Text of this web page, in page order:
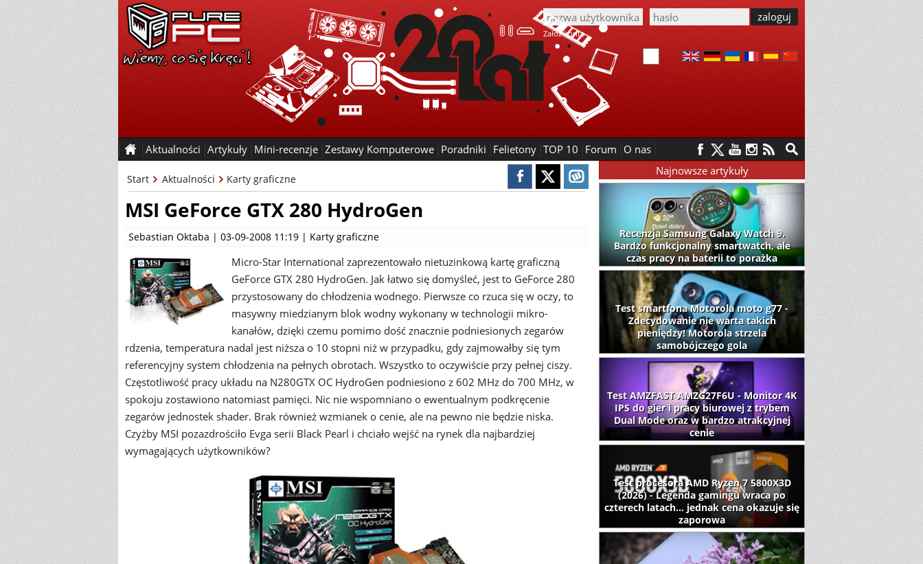
Załóż konto
Aktualności Artykuły Mini-recenzje Zestawy Komputerowe Poradniki Felietony TOP 10 Forum O nas
Start Aktualności Karty graficzne
MSI GeForce GTX 280 HydroGen
Sebastian Oktaba | 03-09-2008 11:19 | Karty graficzne
Micro-Star International zaprezentowało nietuzinkową kartę graficzną
GeForce GTX 280 HydroGen. Jak łatwo się domyśleć, jest to GeForce 280
przystosowany do chłodzenia wodnego. Pierwsze co rzuca się w oczy, to
masywny miedzianym blok wodny wykonany w technologii mikro-
kanałów, dzięki czemu pomimo dość znacznie podniesionych zegarów
rdzenia, temperatura nadal jest niższa o 10 stopni niż w przypadku, gdy zajmowałby się tym
referencyjny system chłodzenia na pełnych obrotach. Wszystko to oczywiście przy pełnej ciszy.
Częstotliwość pracy układu na N280GTX OC HydroGen podniesiono z 602 MHz do 700 MHz, w
spokoju zostawiono natomiast pamięci. Nic nie wspomniano o ewentualnym podkręcenie
zegarów jednostek shader. Brak również wzmianek o cenie, ale na pewno nie będzie niska.
Czyżby MSI pozazdrościło Evga serii Black Pearl i chciało wejść na rynek dla najbardziej
wymagających użytkowników?
Najnowsze artykuły
Recenzja Samsung Galaxy Watch 9.
Bardzo funkcjonalny smartwatch, ale
czas pracy na baterii to porażka
Test smartfona Motorola moto g77 -
Zdecydowanie nie warta takich
pieniędzy! Motorola strzela
samobójczego gola
Test AMZFAST AMZG27F6U - Monitor 4K
IPS do gier i pracy biurowej z trybem
Dual Mode oraz w bardzo atrakcyjnej
cenie
Test procesora AMD Ryzen 7 5800X3D
(2026) - Legenda gamingu wraca po
czterech latach... jednak cena okazuje się
zaporowa